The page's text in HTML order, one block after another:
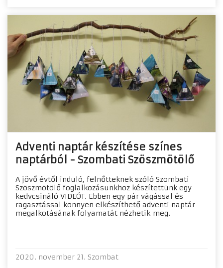
Adventi naptár készítése színes
naptárból - Szombati Szöszmötölő
A jövő évtől induló, felnőtteknek szóló Szombati
Szöszmötölő foglalkozásunkhoz készítettünk egy
kedvcsináló VIDEÓT. Ebben egy pár vágással és
ragasztással könnyen elkészíthető adventi naptár
megalkotásának folyamatát nézhetik meg.
2020. november 21. Szombat